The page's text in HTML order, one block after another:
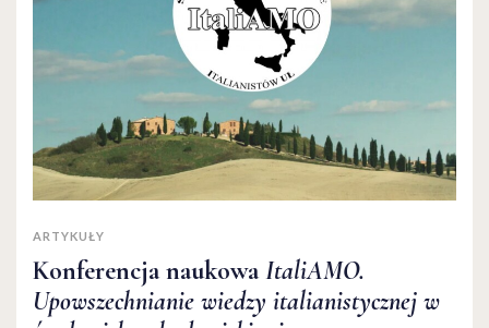
ARTYKUŁY
Konferencja naukowaItaliAMO.
Upowszechnianie wiedzy italianistycznej w